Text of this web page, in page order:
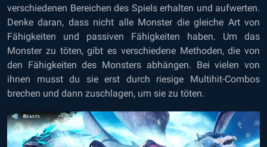
verschiedenen Bereichen des Spiels erhalten und aufwerten.
Denke daran, dass nicht alle Monster die gleiche Art von
Fähigkeiten und passiven Fähigkeiten haben. Um das
Monster zu töten, gibt es verschiedene Methoden, die von
den Fähigkeiten des Monsters abhängen. Bei vielen von
ihnen musst du sie erst durch riesige Multihit-Combos
brechen und dann zuschlagen, um sie zu töten.